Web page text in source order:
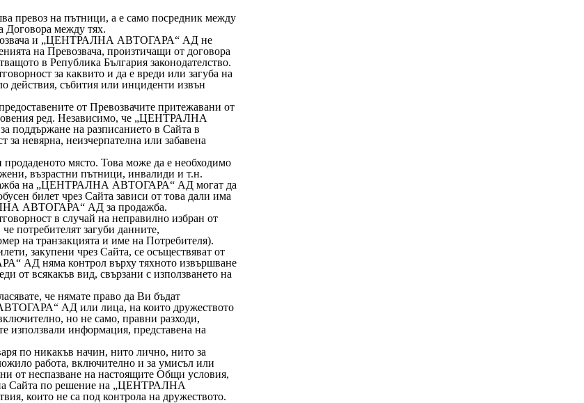
на пътници, а е само посредник между
Договора между тях.
и „ЦЕНТРАЛНА АВТОГАРА“ АД не
на Превозвача, произтичащи от договора
в Република България законодателство.
за каквито и да е вреди или загуба на
действия, събития или инциденти извън
от Превозвачите притежавани от
ред. Независимо, че „ЦЕНТРАЛНА
поддържане на разписанието в Сайта в
за невярна, неизчерпателна или забавена
продаденото място. Това може да е необходимо
възрастни пътници, инвалиди и т.н.
на „ЦЕНТРАЛНА АВТОГАРА“ АД могат да
билет чрез Сайта зависи от това дали има
АВТОГАРА“ АД за продажба.
в случай на неправилно избран от
потребителят загуби данните,
на транзакцията и име на Потребителя).
закупени чрез Сайта, се осъществяват от
АД няма контрол върху тяхното извършване
от всякакъв вид, свързани с използването на
че нямате право да Ви бъдат
АД или лица, на които дружеството
но не само, правни разходи,
използвали информация, представена на
никакъв начин, нито лично, нито за
работа, включително и за умисъл или
от неспазване на настоящите Общи условия,
Сайта по решение на „ЦЕНТРАЛНА
които не са под контрола на дружеството.